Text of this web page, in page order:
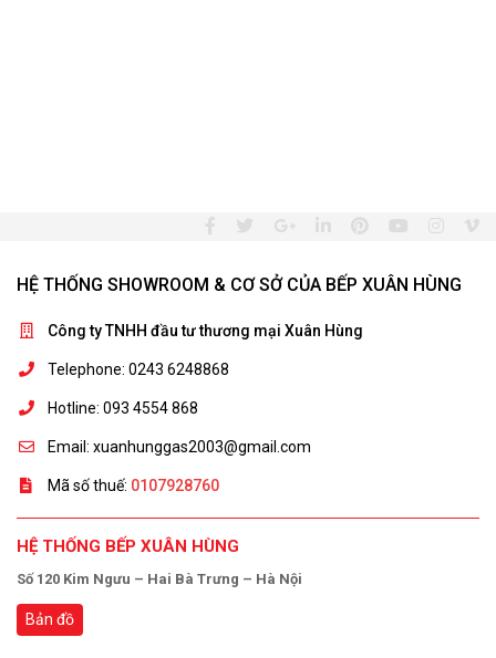
HỆ THỐNG SHOWROOM & CƠ SỞ CỦA BẾP XUÂN HÙNG
Công ty TNHH đầu tư thương mại Xuân Hùng
Telephone: 0243 6248868
Hotline: 093 4554 868
Email: xuanhunggas2003@gmail.com
Mã số thuế: 0107928760
HỆ THỐNG BẾP XUÂN HÙNG
Số 120 Kim Ngưu – Hai Bà Trưng – Hà Nội
Bản đồ